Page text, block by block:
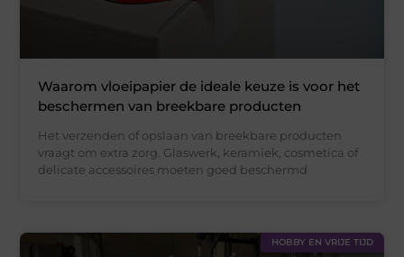
Waarom vloeipapier de ideale keuze is voor het
beschermen van breekbare producten
Het verzenden of opslaan van breekbare producten
vraagt om extra zorg. Glaswerk, keramiek, cosmetica of
delicate accessoires moeten goed beschermd
HOBBY EN VRIJE TIJD